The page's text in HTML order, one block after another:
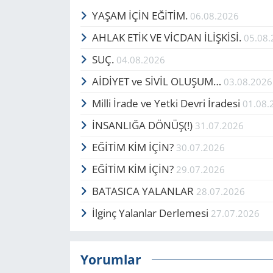
YAŞAM İÇİN EĞİTİM. 06.08.2026
AHLAK ETİK VE VİCDAN İLİŞKİSİ.
SUÇ. 04.08.2026
AİDİYET ve SİVİL OLUŞUM… 03.08.2026
Milli İrade ve Yetki Devri İradesi
İNSANLIĞA DÖNÜŞ(!) 31.07.2026
EĞİTİM KİM İÇİN? 30.07.2026
EĞİTİM KİM İÇİN? 29.07.2026
BATASICA YALANLAR 28.07.2026
İlginç Yalanlar Derlemesi 27.07.2026
Yorumlar